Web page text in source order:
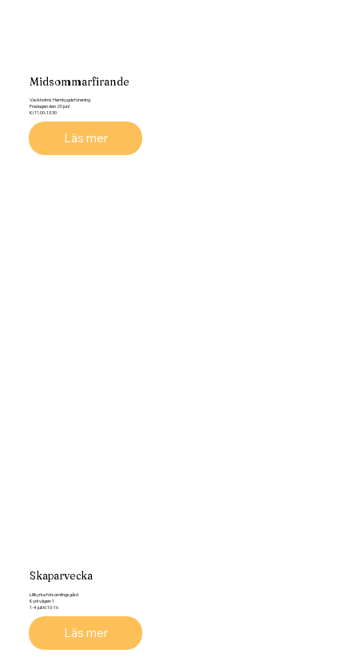
Midsommarfirande
Veckholms Hembygdsförening
Fredagen den 20 juni
Kl 11.00-13.30
Läs mer
Skaparvecka
Lillkyrka församlingsgård
Kyrkvägen 1
1-4 juli kl 10-16
Läs mer